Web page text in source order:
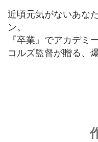
近頃元気がないあな
ン。
『卒業』でアカデミ
コルズ監督が贈る、